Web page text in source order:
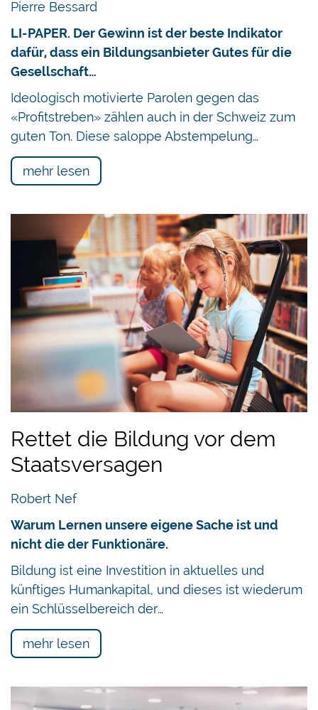
Pierre Bessard
LI-PAPER. Der Gewinn ist der beste Indikator
dafür, dass ein Bildungsanbieter Gutes für die
Gesellschaft…
Ideologisch motivierte Parolen gegen das
«Profitstreben» zählen auch in der Schweiz zum
guten Ton. Diese saloppe Abstempelung…
mehr lesen
Rettet die Bildung vor dem
Staatsversagen
Robert Nef
Warum Lernen unsere eigene Sache ist und
nicht die der Funktionäre.
Bildung ist eine Investition in aktuelles und
künftiges Humankapital, und dieses ist wiederum
ein Schlüsselbereich der…
mehr lesen